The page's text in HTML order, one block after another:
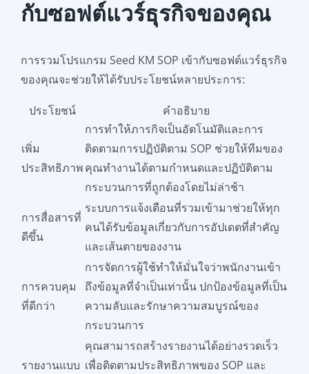
กับซอฟต์แวร์ธุรกิจของคุณ
การรวมโปรแกรม Seed KM SOP เข้ากับซอฟต์แวร์ธุรกิจ
ของคุณจะช่วยให้ได้รับประโยชน์หลายประการ:
ประโยชน์ คำอธิบาย
เพิ่ม
ประสิทธิภาพ
การทำให้ภารกิจเป็นอัตโนมัติและการ
ติดตามการปฏิบัติตาม SOP ช่วยให้ทีมของ
คุณทำงานได้ตามกำหนดและปฏิบัติตาม
กระบวนการที่ถูกต้องโดยไม่ล่าช้า
การสื่อสารที่
ดีขึ้น
ระบบการแจ้งเตือนที่รวมเข้ามาช่วยให้ทุก
คนได้รับข้อมูลเกี่ยวกับการอัปเดตที่สำคัญ
และเส้นตายของงาน
การควบคุม
ที่ดีกว่า
การจัดการผู้ใช้ทำให้มั่นใจว่าพนักงานเข้า
ถึงข้อมูลที่จำเป็นเท่านั้น ปกป้องข้อมูลที่เป็น
ความลับและรักษาความสมบูรณ์ของ
กระบวนการ
รายงานแบบ
คุณสามารถสร้างรายงานได้อย่างรวดเร็ว
เพื่อติดตามประสิทธิภาพของ SOP และ